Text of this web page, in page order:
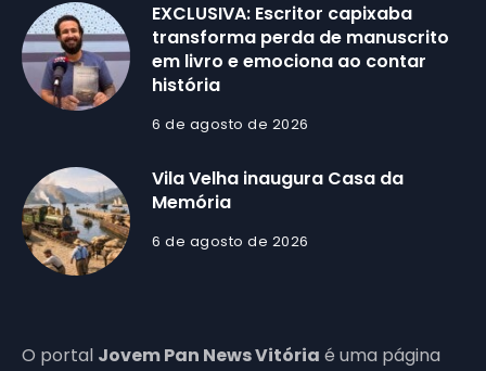
EXCLUSIVA: Escritor capixaba
transforma perda de manuscrito
em livro e emociona ao contar
história
6 de agosto de 2026
Vila Velha inaugura Casa da
Memória
6 de agosto de 2026
O portal Jovem Pan News Vitória é uma página